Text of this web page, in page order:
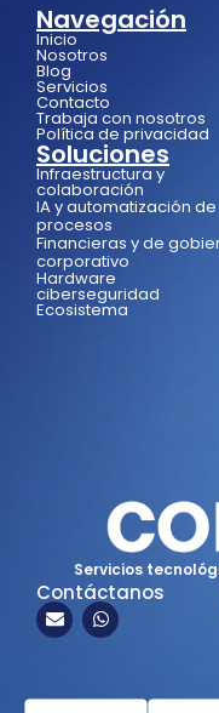
Navegación
Inicio
Nosotros
Blog
Servicios
Contacto
Trabaja con nosotros
Política de privacidad
Soluciones
Infraestructura y
colaboración
IA y automatización de
procesos
Financieras y de
corporativo
Hardware
ciberseguridad
Ecosistema
Servicios
Contáctanos